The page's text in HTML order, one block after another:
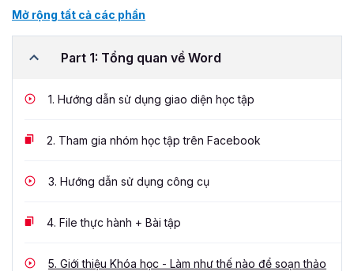
Mở rộng tất cả các phần
Part 1: Tổng quan về Word
1. Hướng dẫn sử dụng giao diện học tập
2. Tham gia nhóm học tập trên Facebook
3. Hướng dẫn sử dụng công cụ
4. File thực hành + Bài tập
5. Giới thiệu Khóa học - Làm như thế nào để soạn thảo